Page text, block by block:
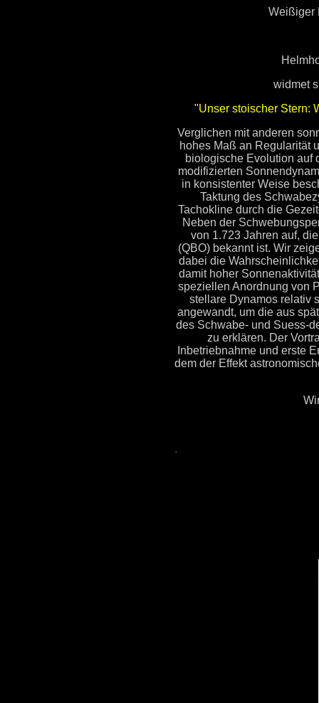
Weißiger
widmet
"Unser stoischer Stern:
Verglichen mit anderen
hohes Maß an Regularität
biologische Evolution auf
modifizierten
in konsistenter Weise
Taktung des
Tachokline durch die
Neben der
von 1.723 Jahren auf,
(QBO) bekannt ist. Wir
dabei die
damit hoher
speziellen Anordnung von
stellare Dynamos relativ
angewandt, um die aus
des Schwabe- und Suess-
zu erklären. Der
Inbetriebnahme und erste
dem der Effekt
.